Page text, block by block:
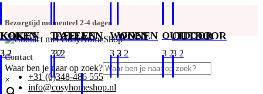
Bezorgtijd momenteel 2-4 dagen
Contact
+31 (0)348-486 555
info@cosyhomeshop.nl
Waar ben je naar op zoek?
×
KOKEN TAFELEN WONEN OUTDOOR
KOKEN TAFELEN WONEN OUTDOOR